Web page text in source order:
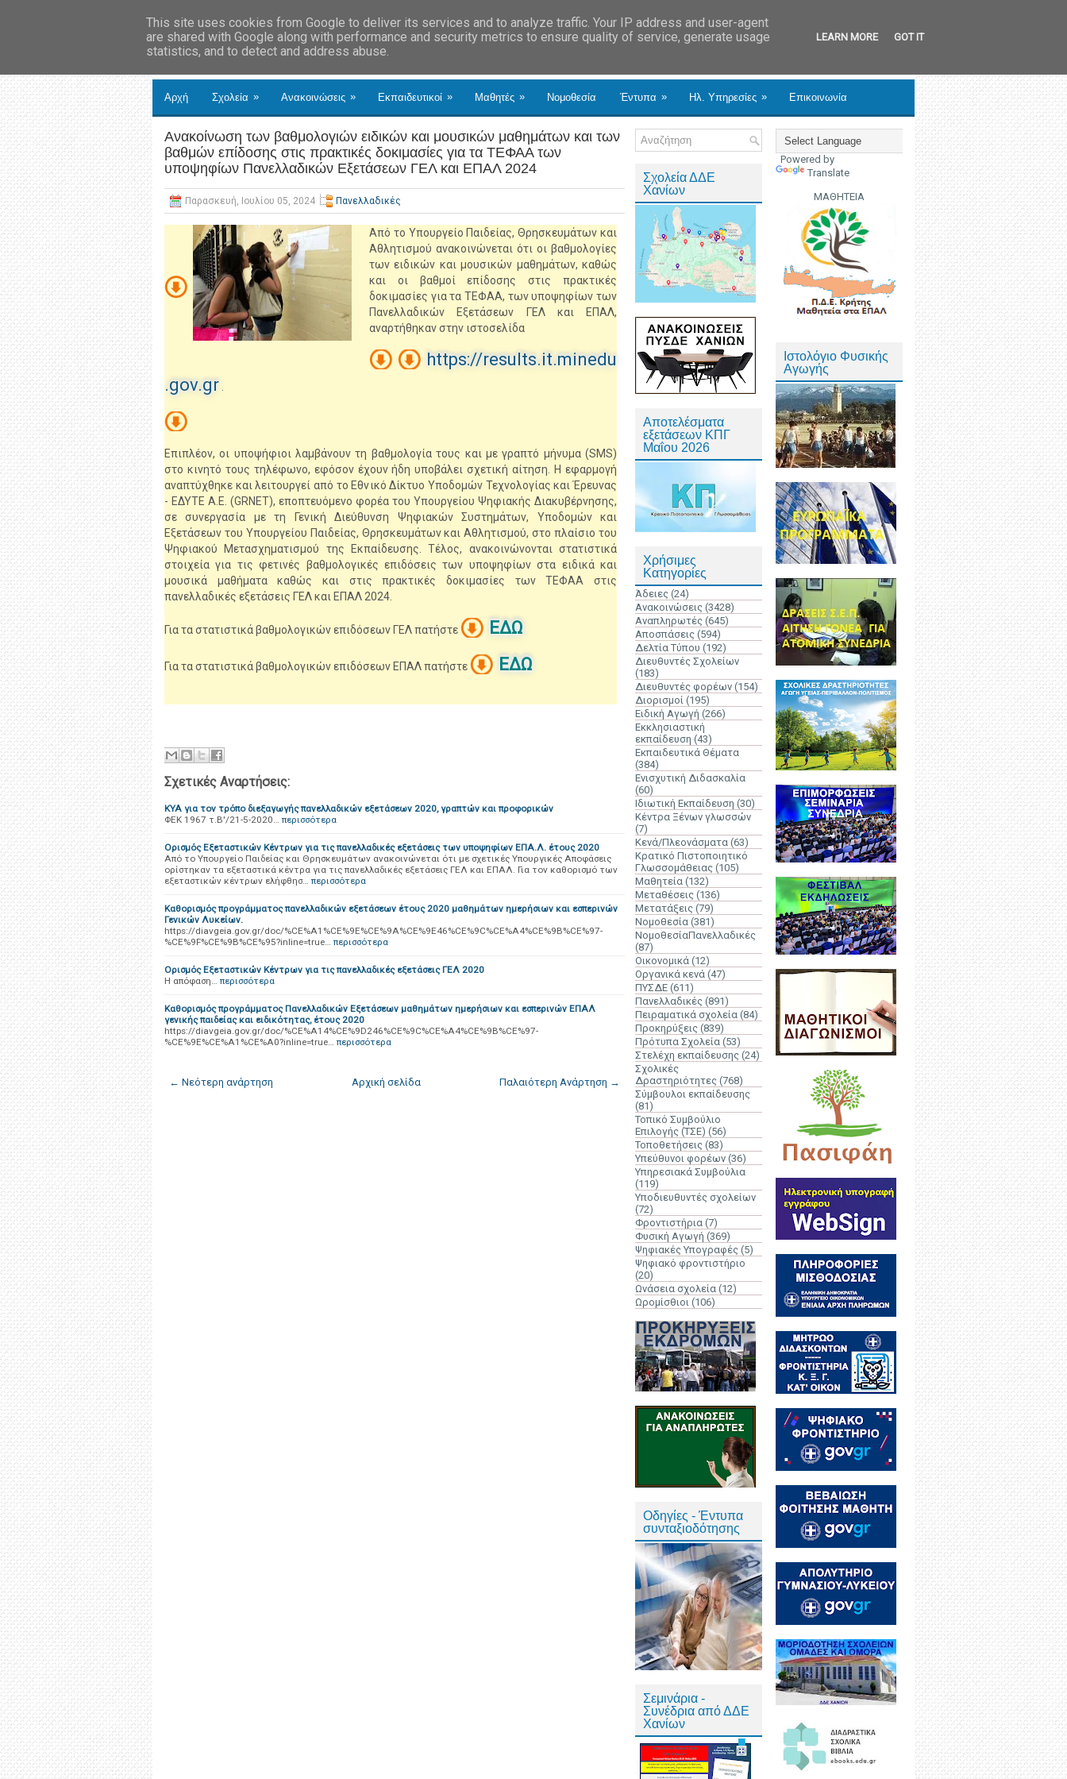
Αρχή Σχολεία » Ανακοινώσεις » Εκπαιδευτικοί » Μαθητές » Νομοθεσία Έντυπα » Ηλ. Υπηρεσίες » Επικοινωνία
Ανακοίνωση των βαθμολογιών ειδικών και μουσικών μαθημάτων και των
βαθμών επίδοσης στις πρακτικές δοκιμασίες για τα ΤΕΦΑΑ των
υποψηφίων Πανελλαδικών Εξετάσεων ΓΕΛ και ΕΠΑΛ 2024
Παρασκευή, Ιουλίου 05, 2024 Πανελλαδικές
Από το Υπουργείο Παιδείας, Θρησκευμάτων και
Αθλητισμού ανακοινώνεται ότι οι βαθμολογίες
των ειδικών και μουσικών μαθημάτων, καθώς
και οι βαθμοί επίδοσης στις πρακτικές
δοκιμασίες για τα ΤΕΦΑΑ, των υποψηφίων των
Πανελλαδικών Εξετάσεων ΓΕΛ και ΕΠΑΛ,
αναρτήθηκαν στην ιστοσελίδα
https://results.it.minedu
.gov.gr
Επιπλέον, οι υποψήφιοι λαμβάνουν τη βαθμολογία τους και με γραπτό μήνυμα (SMS)
στο κινητό τους τηλέφωνο, εφόσον έχουν ήδη υποβάλει σχετική αίτηση. Η εφαρμογή
αναπτύχθηκε και λειτουργεί από το Εθνικό Δίκτυο Υποδομών Τεχνολογίας και Έρευνας
- ΕΔΥΤΕ Α.Ε. (GRNET), εποπτευόμενο φορέα του Υπουργείου Ψηφιακής Διακυβέρνησης,
σε συνεργασία με τη Γενική Διεύθυνση Ψηφιακών Συστημάτων, Υποδομών και
Εξετάσεων του Υπουργείου Παιδείας, Θρησκευμάτων και Αθλητισμού, στο πλαίσιο του
Ψηφιακού Μετασχηματισμού της Εκπαίδευσης. Τέλος, ανακοινώνονται στατιστικά
στοιχεία για τις φετινές βαθμολογικές επιδόσεις των υποψηφίων στα ειδικά και
μουσικά μαθήματα καθώς και στις πρακτικές δοκιμασίες των ΤΕΦΑΑ στις
πανελλαδικές εξετάσεις ΓΕΛ και ΕΠΑΛ 2024.
Για τα στατιστικά βαθμολογικών επιδόσεων ΓΕΛ πατήστε ΕΔΩ
Για τα στατιστικά βαθμολογικών επιδόσεων ΕΠΑΛ πατήστε ΕΔΩ
Σχετικές Αναρτήσεις:
KYA για τον τρόπο διεξαγωγής πανελλαδικών εξετάσεων 2020, γραπτών και προφορικών
ΦΕΚ 1967 τ.Β'/21-5-2020… περισσότερα
Ορισμός Εξεταστικών Κέντρων για τις πανελλαδικές εξετάσεις των υποψηφίων ΕΠΑ.Λ. έτους 2020
Από το Υπουργείο Παιδείας και Θρησκευμάτων ανακοινώνεται ότι με σχετικές Υπουργικές Αποφάσεις
ορίστηκαν τα εξεταστικά κέντρα για τις πανελλαδικές εξετάσεις ΓΕΛ και ΕΠΑΛ. Για τον καθορισμό των
εξεταστικών κέντρων ελήφθησ… περισσότερα
Καθορισμός προγράμματος πανελλαδικών εξετάσεων έτους 2020 μαθημάτων ημερήσιων και εσπερινών
Γενικών Λυκείων.
https://diavgeia.gov.gr/doc/%CE%A1%CE%9E%CE%9A%CE%9E46%CE%9C%CE%A4%CE%9B%CE%97-
%CE%9F%CE%9B%CE%95?inline=true… περισσότερα
Ορισμός Εξεταστικών Κέντρων για τις πανελλαδικές εξετάσεις ΓΕΛ 2020
Η απόφαση… περισσότερα
Καθορισμός προγράμματος Πανελλαδικών Εξετάσεων μαθημάτων ημερήσιων και εσπερινών ΕΠΑΛ
γενικής παιδείας και ειδικότητας, έτους 2020
https://diavgeia.gov.gr/doc/%CE%A14%CE%9D246%CE%9C%CE%A4%CE%9B%CE%97-
%CE%9E%CE%A1%CE%A0?inline=true… περισσότερα
← Νεότερη ανάρτηση Παλαιότερη Ανάρτηση →
Αρχική σελίδα
Σχολεία ΔΔΕ
Χανίων
Αποτελέσματα
εξετάσεων ΚΠΓ
Μαΐου 2026
Χρήσιμες
Κατηγορίες
Άδειες (24)
Ανακοινώσεις (3428)
Αναπληρωτές (645)
Αποσπάσεις (594)
Δελτία Τύπου (192)
Διευθυντές Σχολείων
(183)
Διευθυντές φορέων (154)
Διορισμοί (195)
Ειδική Αγωγή (266)
Εκκλησιαστική
εκπαίδευση (43)
Εκπαιδευτικά Θέματα
(384)
Ενισχυτική Διδασκαλία
(60)
Ιδιωτική Εκπαίδευση (30)
Κέντρα Ξένων γλωσσών
(7)
Κενά/Πλεονάσματα (63)
Κρατικό Πιστοποιητικό
Γλωσσομάθειας (105)
Μαθητεία (132)
Μεταθέσεις (136)
Μετατάξεις (79)
Νομοθεσία (381)
ΝομοθεσίαΠανελλαδικές
(87)
Οικονομικά (12)
Οργανικά κενά (47)
ΠΥΣΔΕ (611)
Πανελλαδικές (891)
Πειραματικά σχολεία (84)
Προκηρύξεις (839)
Πρότυπα Σχολεία (53)
Στελέχη εκπαίδευσης (24)
Σχολικές
Δραστηριότητες (768)
Σύμβουλοι εκπαίδευσης
(81)
Τοπικό Συμβούλιο
Επιλογής (ΤΣΕ) (56)
Τοποθετήσεις (83)
Υπεύθυνοι φορέων (36)
Υπηρεσιακά Συμβούλια
(119)
Υποδιευθυντές σχολείων
(72)
Φροντιστήρια (7)
Φυσική Αγωγή (369)
Ψηφιακές Υπογραφές (5)
Ψηφιακό φροντιστήριο
(20)
Ωνάσεια σχολεία (12)
Ωρομίσθιοι (106)
Οδηγίες - Έντυπα
συνταξιοδότησης
Σεμινάρια -
Συνέδρια από ΔΔΕ
Χανίων
Powered by
Translate
ΜΑΘΗΤΕΙΑ
Ιστολόγιο Φυσικής
Αγωγής
This site uses cookies from Google to deliver its services and to analyze traffic. Your IP address and user-agent
are shared with Google along with performance and security metrics to ensure quality of service, generate usage
statistics, and to detect and address abuse.
LEARN MORE GOT IT